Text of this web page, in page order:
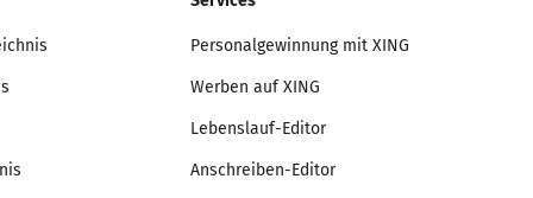
Personalgewinnung mit XING
Werben auf XING
Lebenslauf-Editor
Anschreiben-Editor